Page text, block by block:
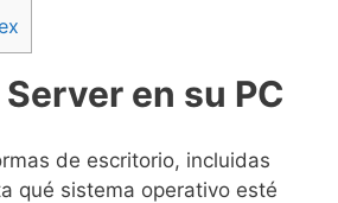
en su PC
de escritorio, incluidas
qué sistema operativo esté